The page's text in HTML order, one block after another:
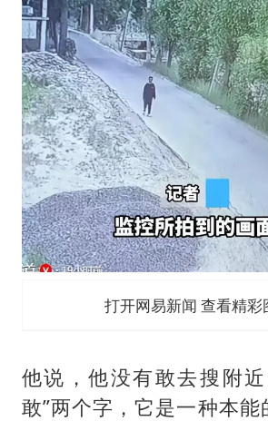
打开网易新闻 查看精彩
他说，他没有敢去搜附
敢”两个字，它是一种本能